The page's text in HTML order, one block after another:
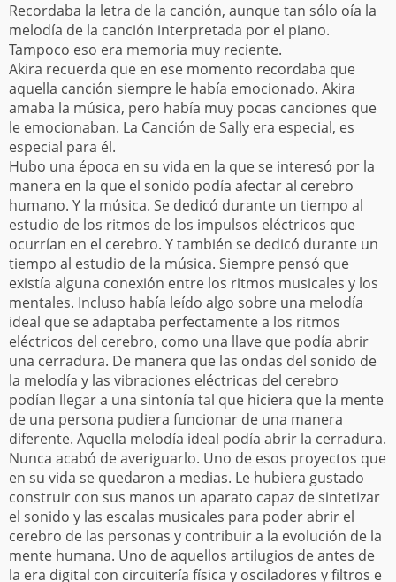
Recordaba la letra de la canción, aunque tan sólo oía la
melodía de la canción interpretada por el piano.
Tampoco eso era memoria muy reciente.
Akira recuerda que en ese momento recordaba que
aquella canción siempre le había emocionado. Akira
amaba la música, pero había muy pocas canciones que
le emocionaban. La Canción de Sally era especial, es
especial para él.
Hubo una época en su vida en la que se interesó por la
manera en la que el sonido podía afectar al cerebro
humano. Y la música. Se dedicó durante un tiempo al
estudio de los ritmos de los impulsos eléctricos que
ocurrían en el cerebro. Y también se dedicó durante un
tiempo al estudio de la música. Siempre pensó que
existía alguna conexión entre los ritmos musicales y los
mentales. Incluso había leído algo sobre una melodía
ideal que se adaptaba perfectamente a los ritmos
eléctricos del cerebro, como una llave que podía abrir
una cerradura. De manera que las ondas del sonido de
la melodía y las vibraciones eléctricas del cerebro
podían llegar a una sintonía tal que hiciera que la mente
de una persona pudiera funcionar de una manera
diferente. Aquella melodía ideal podía abrir la cerradura.
Nunca acabó de averiguarlo. Uno de esos proyectos que
en su vida se quedaron a medias. Le hubiera gustado
construir con sus manos un aparato capaz de sintetizar
el sonido y las escalas musicales para poder abrir el
cerebro de las personas y contribuir a la evolución de la
mente humana. Uno de aquellos artilugios de antes de
la era digital con circuitería física y osciladores y filtros e